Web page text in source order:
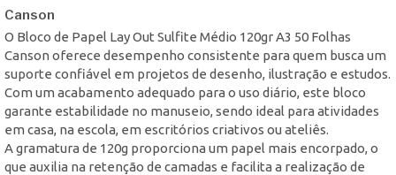
Canson
O Bloco de Papel Lay Out Sulfite Médio 120gr A3 50 Folhas
Canson oferece desempenho consistente para quem busca um
suporte confiável em projetos de desenho, ilustração e estudos.
Com um acabamento adequado para o uso diário, este bloco
garante estabilidade no manuseio, sendo ideal para atividades
em casa, na escola, em escritórios criativos ou ateliês.
A gramatura de 120g proporciona um papel mais encorpado, o
que auxilia na retenção de camadas e facilita a realização de